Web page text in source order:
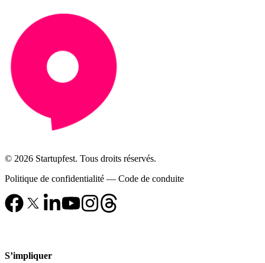
© 2026 Startupfest. Tous droits réservés.
Politique de confidentialité — Code de conduite
S’impliquer